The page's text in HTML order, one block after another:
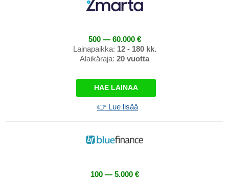
500 — 60.000 €
Lainapaikka: 12 - 180 kk.
Alaikäraja: 20 vuotta
HAE LAINAA
👉 Lue lisää
100 — 5.000 €